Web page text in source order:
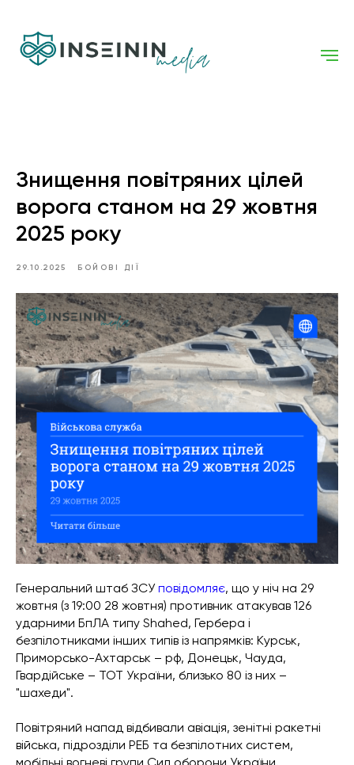
Знищення повітряних цілей
ворога станом на 29 жовтня
2025 року
29.10.2025 БОЙОВІ ДІЇ
Генеральний штаб ЗСУповідомляє, що у ніч на 29
жовтня (з 19:00 28 жовтня) противник атакував 126
ударними БпЛА типу Shahed, Гербера і
безпілотниками інших типів із напрямків: Курськ,
Приморсько-Ахтарськ – рф, Донецьк, Чауда,
Гвардійське – ТОТ України, близько 80 із них –
"шахеди".
Повітряний напад відбивали авіація, зенітні ракетні
війська, підрозділи РЕБ та безпілотних систем,